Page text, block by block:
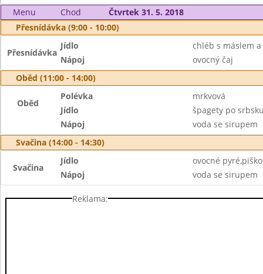
Menu
Chod
Čtvrtek 31. 5. 2018
Přesnídávka (9:00 - 10:00)
Přesnídávka
Jídlo
chléb s máslem
Nápoj
ovocný čaj
Oběd (11:00 - 14:00)
Oběd
Polévka
mrkvová
Jídlo
špagety po
Nápoj
voda se sirupem
Svačina (14:00 - 14:30)
Svačina
Jídlo
ovocné
Nápoj
voda se sirupem
Reklama: